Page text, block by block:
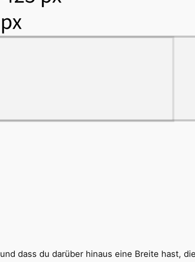
dass du darüber hinaus eine Breite hast,